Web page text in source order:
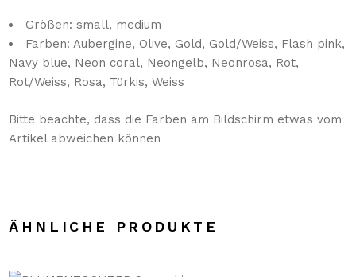
Größen: small, medium
Farben: Aubergine, Olive, Gold, Gold/Weiss, Flash pink,
Navy blue, Neon coral, Neongelb, Neonrosa, Rot,
Rot/Weiss, Rosa, Türkis, Weiss
Bitte beachte, dass die Farben am Bildschirm etwas vom
Artikel abweichen können
ÄHNLICHE PRODUKTE